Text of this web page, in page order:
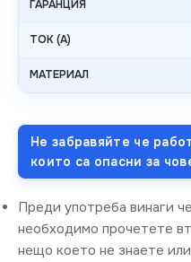
ГАРАНЦИЯ
ТОК (A)
МАТЕРИАЛ
Не забравяйте че
които са опасни за
Преди употреба винаги
необходимо прочетете
нещо което не знаете